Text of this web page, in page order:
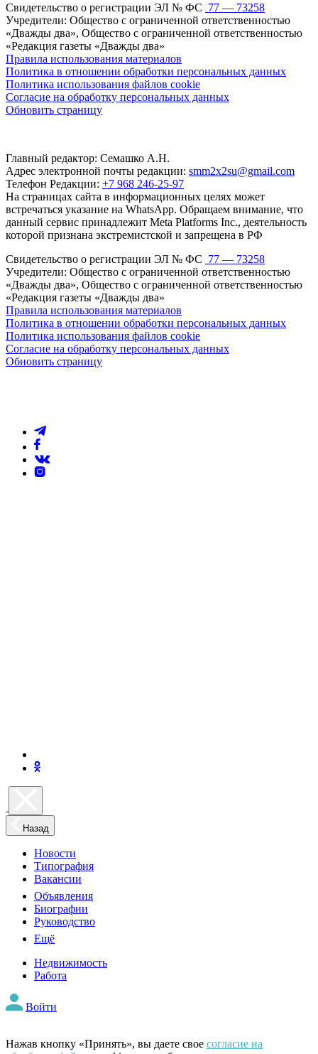
Свидетельство о регистрации ЭЛ № ФС 77 — 73258
Учредители: Общество с ограниченной ответственностью
«Дважды два», Общество с ограниченной ответственностью
«Редакция газеты «Дважды два»
Правила использования материалов
Политика в отношении обработки персональных данных
Политика использования файлов cookie
Согласие на обработку персональных данных
Обновить страницу
Главный редактор: Семашко А.Н.
Адрес электронной почты редакции: smm2x2su@gmail.com
Телефон Редакции: +7 968 246-25-97
На страницах сайта в информационных целях может
встречаться указание на WhatsApp. Обращаем внимание, что
данный сервис принадлежит Meta Platforms Inc., деятельность
которой признана экстремистской и запрещена в РФ
Свидетельство о регистрации ЭЛ № ФС 77 — 73258
Учредители: Общество с ограниченной ответственностью
«Дважды два», Общество с ограниченной ответственностью
«Редакция газеты «Дважды два»
Правила использования материалов
Политика в отношении обработки персональных данных
Политика использования файлов cookie
Согласие на обработку персональных данных
Обновить страницу
Назад
Новости
Типография
Вакансии
Объявления
Биографии
Руководство
Ещё
Недвижимость
Работа
Войти
Нажав кнопку «Принять», вы даете свое согласие на